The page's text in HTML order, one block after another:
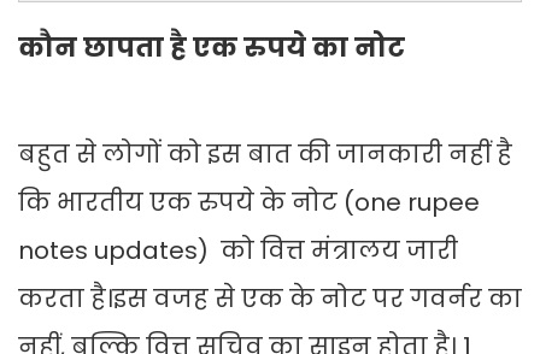
कौन छापता है एक रुपये का नोट
बहुत से लोगों को इस बात की जानकारी नहीं है
कि भारतीय एक रुपये के नोट (one rupee
notes updates) को वित्त मंत्रालय जारी
करता है।इस वजह से एक के नोट पर गवर्नर का
नहीं, बल्कि वित्त सचिव का साइन होता है। 1